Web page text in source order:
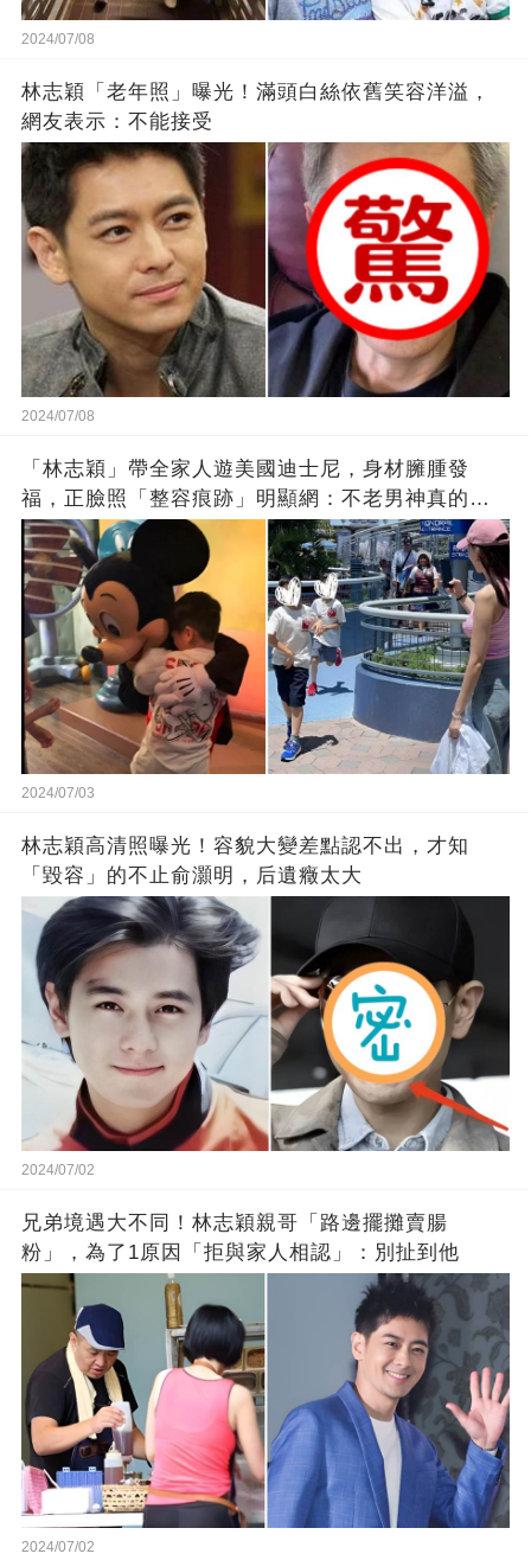
2024/07/08
林志穎「老年照」曝光！滿頭白絲依舊笑容洋溢，
網友表示：不能接受
2024/07/08
「林志穎」帶全家人遊美國迪士尼，身材臃腫發
福，正臉照「整容痕跡」明顯網：不老男神真的老
了
2024/07/03
林志穎高清照曝光！容貌大變差點認不出，才知
「毀容」的不止俞灝明，后遺癥太大
2024/07/02
兄弟境遇大不同！林志穎親哥「路邊擺攤賣腸
粉」，為了1原因「拒與家人相認」：別扯到他
2024/07/02